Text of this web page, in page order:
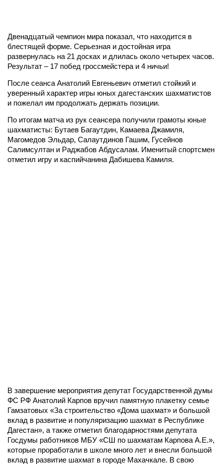
Двенадцатый чемпион мира показал, что находится в
блестящей форме. Серьезная и достойная игра
развернулась на 21 досках и длилась около четырех часов.
Результат – 17 побед гроссмейстера и 4 ничьи!
После сеанса Анатолий Евгеньевич отметил стойкий и
уверенный характер игры юных дагестанских шахматистов
и пожелал им продолжать держать позиции.
По итогам матча из рук сеансера получили грамоты юные
шахматисты: Бутаев Багаутдин, Камаева Джамиля,
Магомедов Эльдар, Салаутдинов Гашим, Гусейнов
Салимсултан и Раджабов Абдусалам. Именитый спортсмен
отметил игру и каспийчанина Дабишева Камиля.
В завершение мероприятия депутат Государственной думы
ФС РФ Анатолий Карпов вручил памятную плакетку семье
Гамзатовых «За строительство «Дома шахмат» и большой
вклад в развитие и популяризацию шахмат в Республике
Дагестан», а также отметил благодарностями депутата
Госдумы работников МБУ «СШ по шахматам Карпова А.Е.»,
которые проработали в школе много лет и внесли большой
вклад в развитие шахмат в городе Махачкале. В свою